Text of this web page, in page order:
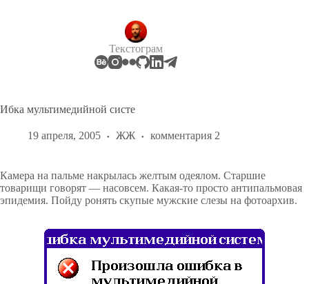
Текстограм
Ибка мультимедийной систе
19 апреля, 2005 ЖЖ комментария 2
Камера на пальме накрылась желтым одеялом. Старшие
товарищи говорят — насовсем. Какая-то просто антипальмовая
эпидемия. Пойду ронять скупые мужские слезы на фотоархив.